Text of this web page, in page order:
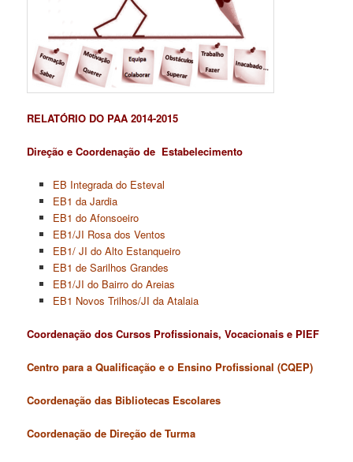
RELATÓRIO DO PAA 2014-2015
Direção e Coordenação de Estabelecimento
EB Integrada do Esteval
EB1 da Jardia
EB1 do Afonsoeiro
EB1/JI Rosa dos Ventos
EB1/ JI do Alto Estanqueiro
EB1 de Sarilhos Grandes
EB1/JI do Bairro do Areias
EB1 Novos Trilhos/JI da Atalaia
Coordenação dos Cursos Profissionais, Vocacionais e PIEF
Centro para a Qualificação e o Ensino Profissional (CQEP)
Coordenação das Bibliotecas Escolares
Coordenação de Direção de Turma